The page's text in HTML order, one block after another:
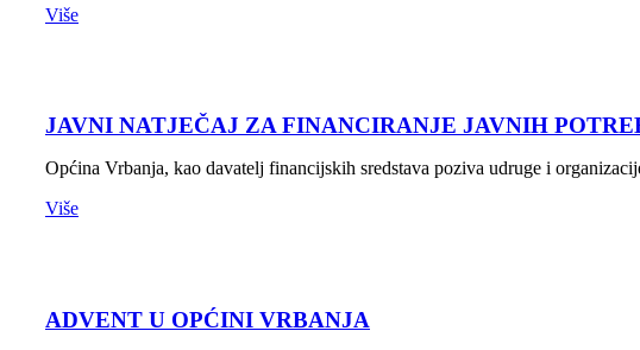
Više
JAVNI NATJEČAJ ZA FINANCIRANJE JAVNIH
Općina Vrbanja, kao davatelj financijskih sredstava poziva udruge i
Više
ADVENT U OPĆINI VRBANJA